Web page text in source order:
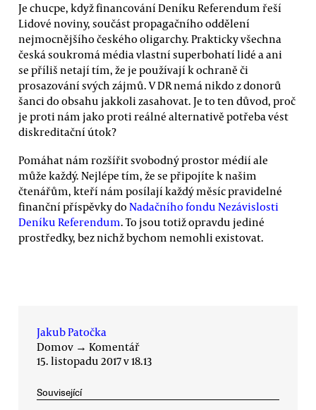
Je chucpe, když financování Deníku Referendum řeší
Lidové noviny, součást propagačního oddělení
nejmocnějšího českého oligarchy. Prakticky všechna
česká soukromá média vlastní superbohatí lidé a ani
se příliš netají tím, že je používají k ochraně či
prosazování svých zájmů. V DR nemá nikdo z donorů
šanci do obsahu jakkoli zasahovat. Je to ten důvod, proč
je proti nám jako proti reálné alternativě potřeba vést
diskreditační útok?
Pomáhat nám rozšířit svobodný prostor médií ale
může každý. Nejlépe tím, že se připojíte k našim
čtenářům, kteří nám posílají každý měsíc pravidelné
finanční příspěvky doNadačního fondu Nezávislosti
Deníku Referendum. To jsou totiž opravdu jediné
prostředky, bez nichž bychom nemohli existovat.
Jakub Patočka
Domov → Komentář
15. listopadu 2017 v 18.13
Související